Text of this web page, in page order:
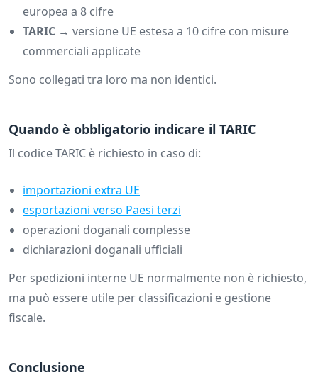
europea a 8 cifre
TARIC → versione UE estesa a 10 cifre con misure
commerciali applicate
Sono collegati tra loro ma non identici.
Quando è obbligatorio indicare il TARIC
Il codice TARIC è richiesto in caso di:
importazioni extra UE
esportazioni verso Paesi terzi
operazioni doganali complesse
dichiarazioni doganali ufficiali
Per spedizioni interne UE normalmente non è richiesto,
ma può essere utile per classificazioni e gestione
fiscale.
Conclusione